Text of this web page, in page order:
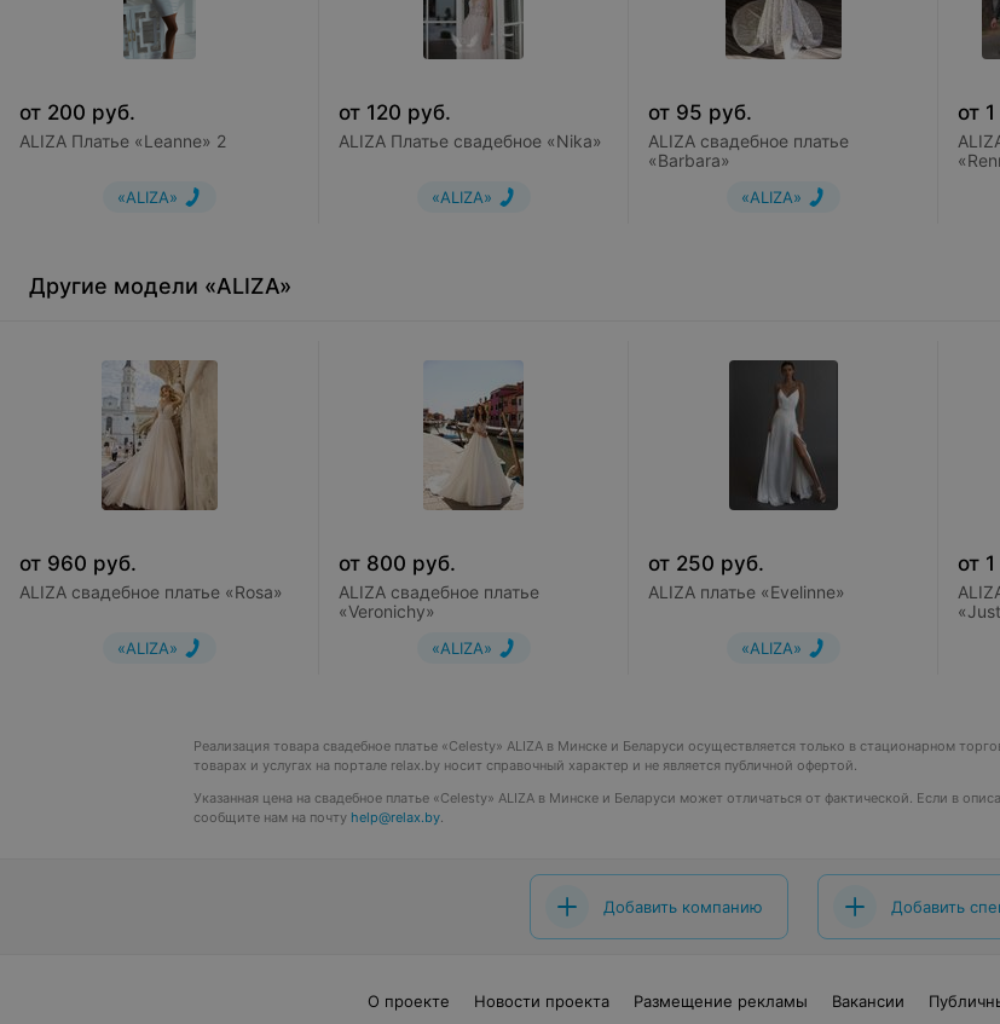
от 200 руб.
ALIZA Платье «Leanne» 2
«ALIZA»
от 120 руб.
ALIZA Платье свадебное «Nika»
«ALIZA»
от 95 руб.
ALIZA свадебное платье
«Barbara»
«ALIZA»
от
Другие модели «ALIZA»
от 960 руб.
ALIZA свадебное платье «Rosa»
«ALIZA»
от 800 руб.
ALIZA свадебное платье
«Veronichy»
«ALIZA»
от 250 руб.
ALIZA платье «Evelinne»
«ALIZA»
от
Реализация товара свадебное платье «Celesty» ALIZA в Минске и Беларуси осуществляется только в стационарном
товарах и услугах на портале relax.by носит справочный характер и не является публичной офертой.
Указанная цена на свадебное платье «Celesty» ALIZA в Минске и Беларуси может отличаться от фактической. Если в
сообщите нам на почту help@relax.by.
Добавить компанию Добавить
О проекте Новости проекта Размещение рекламы Вакансии